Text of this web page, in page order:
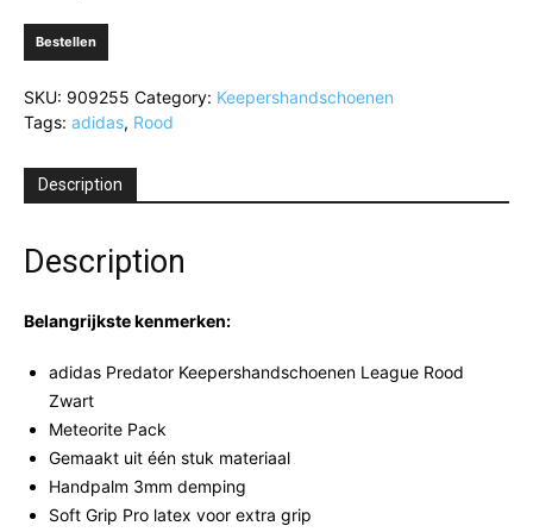
Bestellen
SKU: 909255 Category: Keepershandschoenen
Tags: adidas, Rood
Description
Description
Belangrijkste kenmerken:
adidas Predator Keepershandschoenen League Rood
Zwart
Meteorite Pack
Gemaakt uit één stuk materiaal
Handpalm 3mm demping
Soft Grip Pro latex voor extra grip